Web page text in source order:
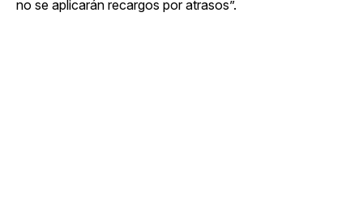
no se aplicarán recargos por atrasos”.